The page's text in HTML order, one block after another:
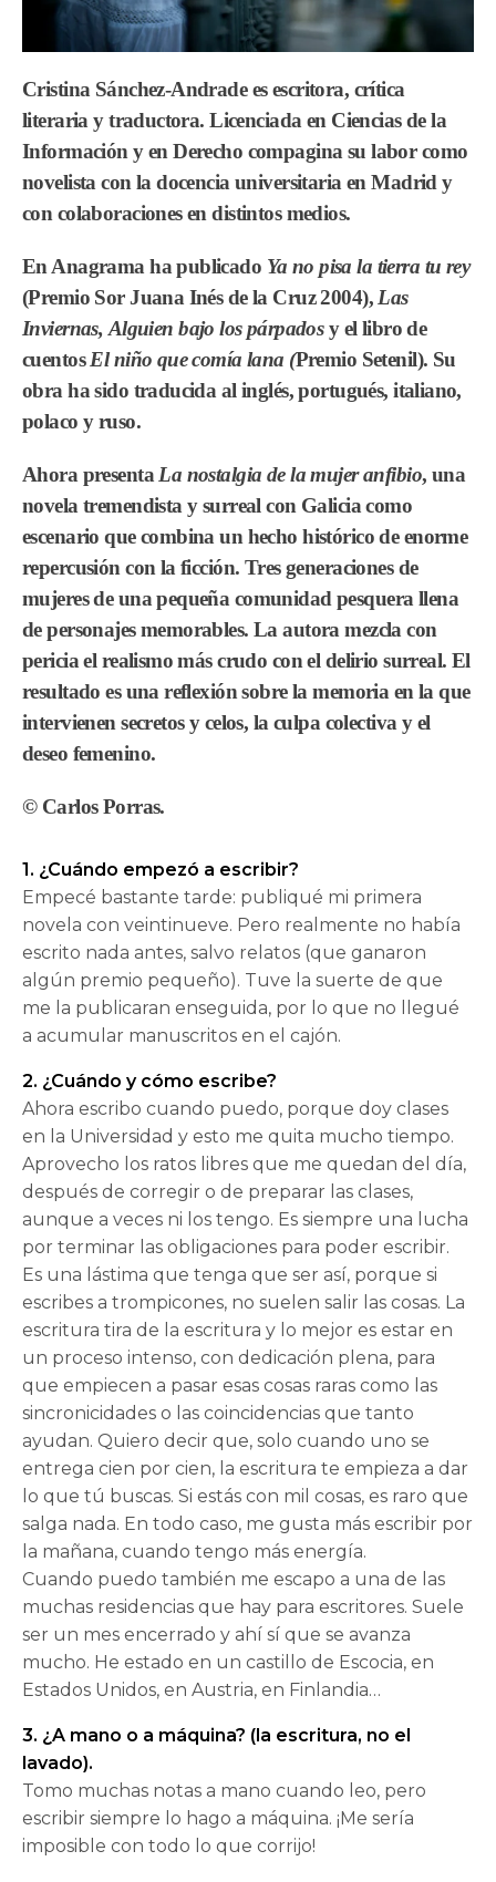
Cristina Sánchez-Andradees escritora, crítica
literaria y traductora. Licenciada en Ciencias de la
Información y en Derecho compagina su labor como
novelista con la docencia universitaria en Madrid y
con colaboraciones en distintos medios.
En Anagrama ha publicado Ya no pisa la tierra tu rey
(Premio Sor Juana Inés de la Cruz 2004), Las
Inviernas, Alguien bajo los párpadosy el libro de
cuentosEl niño que comía lana (Premio Setenil). Su
obra ha sido traducida al inglés, portugués, italiano,
polaco y ruso.
Ahora presenta La nostalgia de la mujer anfibio, una
novela tremendista y surreal con Galicia como
escenario que combina un hecho histórico de enorme
repercusión con la ficción. Tres generaciones de
mujeres de una pequeña comunidad pesquera llena
de personajes memorables. La autora mezcla con
pericia el realismo más crudo con el delirio surreal. El
resultado es una reflexión sobre la memoria en la que
intervienen secretos y celos, la culpa colectiva y el
deseo femenino.
© Carlos Porras.
1. ¿Cuándo empezó a escribir?
Empecé bastante tarde: publiqué mi primera
novela con veintinueve. Pero realmente no había
escrito nada antes, salvo relatos (que ganaron
algún premio pequeño). Tuve la suerte de que
me la publicaran enseguida, por lo que no llegué
a acumular manuscritos en el cajón.
2. ¿Cuándo y cómo escribe?
Ahora escribo cuando puedo, porque doy clases
en la Universidad y esto me quita mucho tiempo.
Aprovecho los ratos libres que me quedan del día,
después de corregir o de preparar las clases,
aunque a veces ni los tengo. Es siempre una lucha
por terminar las obligaciones para poder escribir.
Es una lástima que tenga que ser así, porque si
escribes a trompicones, no suelen salir las cosas. La
escritura tira de la escritura y lo mejor es estar en
un proceso intenso, con dedicación plena, para
que empiecen a pasar esas cosas raras como las
sincronicidades o las coincidencias que tanto
ayudan. Quiero decir que, solo cuando uno se
entrega cien por cien, la escritura te empieza a dar
lo que tú buscas. Si estás con mil cosas, es raro que
salga nada. En todo caso, me gusta más escribir por
la mañana, cuando tengo más energía.
Cuando puedo también me escapo a una de las
muchas residencias que hay para escritores. Suele
ser un mes encerrado y ahí sí que se avanza
mucho. He estado en un castillo de Escocia, en
Estados Unidos, en Austria, en Finlandia…
3. ¿A mano o a máquina? (la escritura, no el
lavado).
Tomo muchas notas a mano cuando leo, pero
escribir siempre lo hago a máquina. ¡Me sería
imposible con todo lo que corrijo!